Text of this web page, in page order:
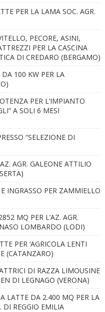
PER LA LAMA SOC. AGR.
PECORE, ASINI,
PER LA CASCINA
DI CREDARO (BERGAMO)
100 KW PER LA
PER L’IMPIANTO
A SOLI 6 MESI
“SELEZIONE DI
AGR. GALEONE ATTILIO
INGRASSO PER ZAMMIELLO
MQ PER L’AZ. AGR.
LOMBARDO (LODI)
PER ‘AGRICOLA LENTI
(CATANZARO)
DI RAZZA LIMOUSINE
DI LEGNAGO (VERONA)
LATTE DA 2.400 MQ PER LA
DI REGGIO EMILIA